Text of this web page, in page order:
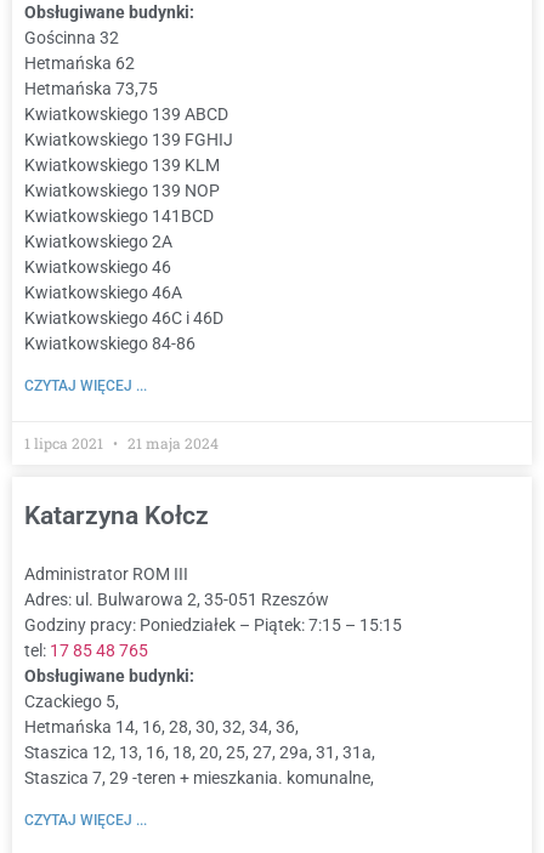
Obsługiwane budynki:
Gościnna 32
Hetmańska 62
Hetmańska 73,75
Kwiatkowskiego 139 ABCD
Kwiatkowskiego 139 FGHIJ
Kwiatkowskiego 139 KLM
Kwiatkowskiego 139 NOP
Kwiatkowskiego 141BCD
Kwiatkowskiego 2A
Kwiatkowskiego 46
Kwiatkowskiego 46A
Kwiatkowskiego 46C i 46D
Kwiatkowskiego 84-86
CZYTAJ WIĘCEJ ...
1 lipca 2021 21 maja 2024
Katarzyna Kołcz
Administrator ROM III
Adres: ul. Bulwarowa 2, 35-051 Rzeszów
Godziny pracy: Poniedziałek – Piątek: 7:15 – 15:15
tel: 17 85 48 765
Obsługiwane budynki:
Czackiego 5,
Hetmańska 14, 16, 28, 30, 32, 34, 36,
Staszica 12, 13, 16, 18, 20, 25, 27, 29a, 31, 31a,
Staszica 7, 29 -teren + mieszkania. komunalne,
CZYTAJ WIĘCEJ ...